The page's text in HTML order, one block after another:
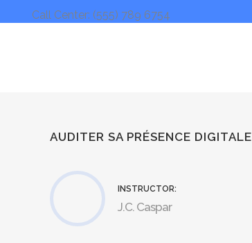
Call Center: (555) 789 6754
AUDITER SA PRÉSENCE DIGITALE
INSTRUCTOR:
J.C. Caspar